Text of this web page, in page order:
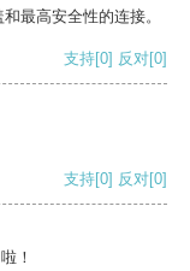
最高安全性的连接。
支持[0] 反对[0]
支持[0] 反对[0]
！